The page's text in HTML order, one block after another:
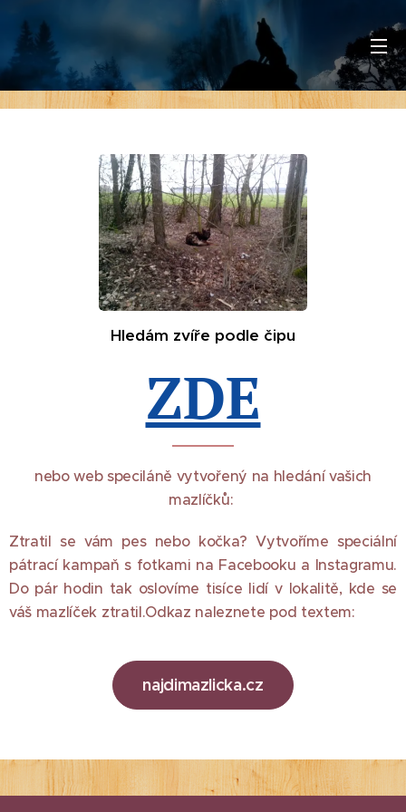
Hledám zvíře podle čipu
ZDE
nebo web speciláně vytvořený na hledání vašich
mazlíčků:
Ztratil se vám pes nebo kočka? Vytvoříme speciální
pátrací kampaň s fotkami na Facebooku a Instagramu.
Do pár hodin tak oslovíme tisíce lidí v lokalitě, kde se
váš mazlíček ztratil.Odkaz naleznete pod textem:
najdimazlicka.cz